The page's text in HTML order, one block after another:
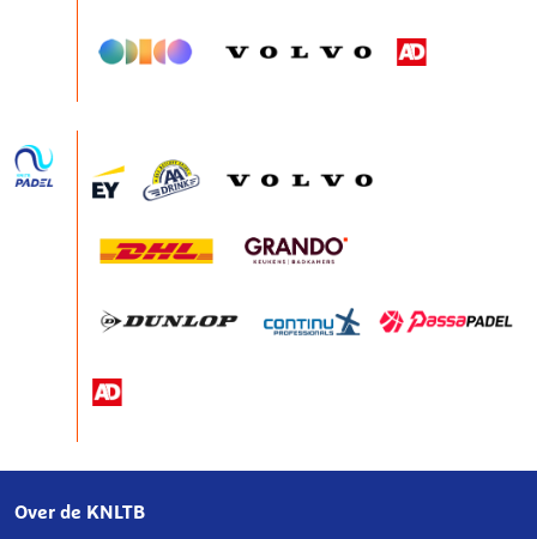
Over
Over de KNLTB